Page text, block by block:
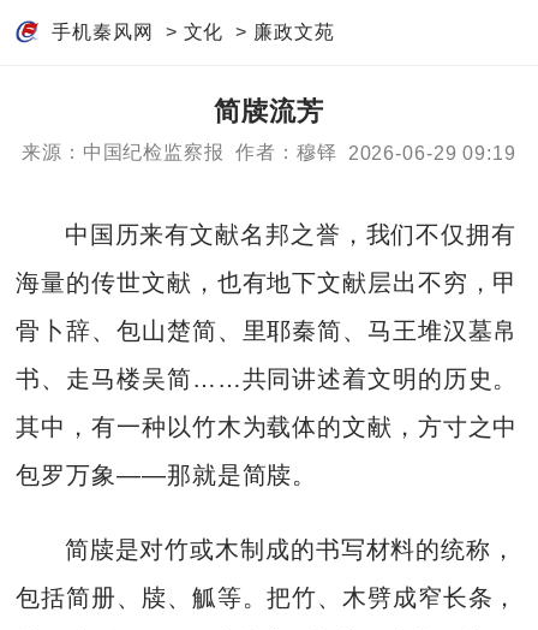
手机秦风网 > 文化 > 廉政文苑
简牍流芳
来源：中国纪检监察报 作者：穆铎 2026-06-29 09:19
中国历来有文献名邦之誉，我们不仅拥有
海量的传世文献，也有地下文献层出不穷，甲
骨卜辞、包山楚简、里耶秦简、马王堆汉墓帛
书、走马楼吴简……共同讲述着文明的历史。
其中，有一种以竹木为载体的文献，方寸之中
包罗万象——那就是简牍。
简牍是对竹或木制成的书写材料的统称，
包括简册、牍、觚等。把竹、木劈成窄长条，